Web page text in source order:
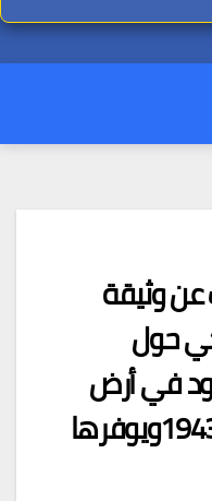
وثيقة
حول
في أرض
الصومال وهرر سنة 1943ويوفرها